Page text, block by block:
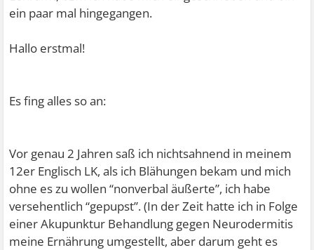
ein paar mal hingegangen.
Hallo erstmal!
Es fing alles so an:
Vor genau 2 Jahren saß ich nichtsahnend in meinem
12er Englisch LK, als ich Blähungen bekam und mich
ohne es zu wollen “nonverbal äußerte”, ich habe
versehentlich “gepupst”. (In der Zeit hatte ich in Folge
einer Akupunktur Behandlung gegen Neurodermitis
meine Ernährung umgestellt, aber darum geht es